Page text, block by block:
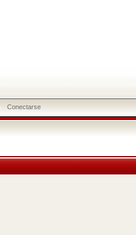
Conectarse